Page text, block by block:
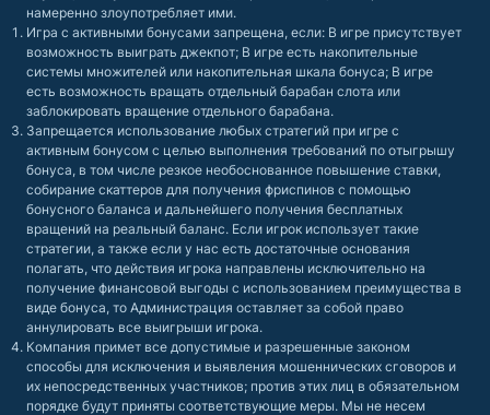
намеренно злоупотребляет ими.
Игра с активными бонусами запрещена, если: В игре присутствует
возможность выиграть джекпот; В игре есть накопительные
системы множителей или накопительная шкала бонуса; В игре
есть возможность вращать отдельный барабан слота или
заблокировать вращение отдельного барабана.
Запрещается использование любых стратегий при игре с
активным бонусом с целью выполнения требований по отыгрышу
бонуса, в том числе резкое необоснованное повышение ставки,
собирание скаттеров для получения фриспинов с помощью
бонусного баланса и дальнейшего получения бесплатных
вращений на реальный баланс. Если игрок использует такие
стратегии, а также если у нас есть достаточные основания
полагать, что действия игрока направлены исключительно на
получение финансовой выгоды с использованием преимущества в
виде бонуса, то Администрация оставляет за собой право
аннулировать все выигрыши игрока.
Компания примет все допустимые и разрешенные законом
способы для исключения и выявления мошеннических сговоров и
их непосредственных участников; против этих лиц в обязательном
порядке будут приняты соответствующие меры. Мы не несем